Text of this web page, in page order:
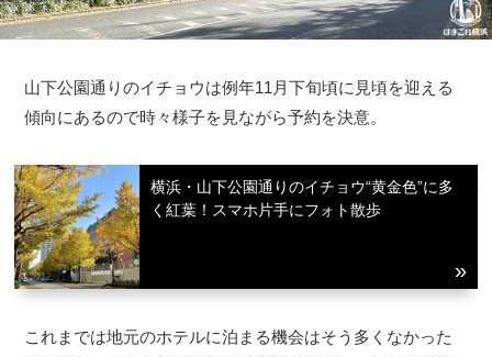
山下公園通りのイチョウは例年11月下旬頃に見頃を迎える
傾向にあるので時々様子を見ながら予約を決意。
横浜・山下公園通りのイチョウ“黄金色”に多
く紅葉！スマホ片手にフォト散歩
これまでは地元のホテルに泊まる機会はそう多くなかった